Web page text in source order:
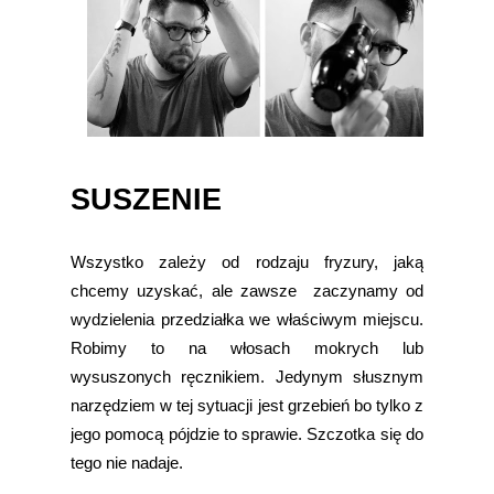
SUSZENIE
Wszystko zależy od rodzaju fryzury, jaką
chcemy uzyskać, ale zawsze zaczynamy od
wydzielenia przedziałka we właściwym miejscu.
Robimy to na włosach mokrych lub
wysuszonych ręcznikiem. Jedynym słusznym
narzędziem w tej sytuacji jest grzebień bo tylko z
jego pomocą pójdzie to sprawie. Szczotka się do
tego nie nadaje.